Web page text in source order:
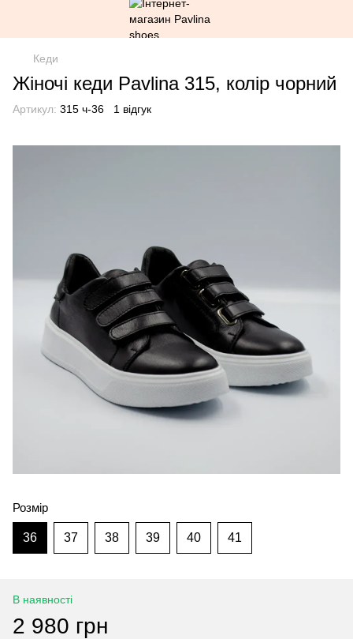
Кеди
Жіночі кеди Pavlina 315, колір чорний
Артикул: 315 ч-36 1 відгук
Розмір
36 37 38 39 40 41
В наявності
2 980 грн